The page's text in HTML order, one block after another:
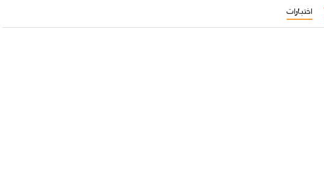
اختبارات